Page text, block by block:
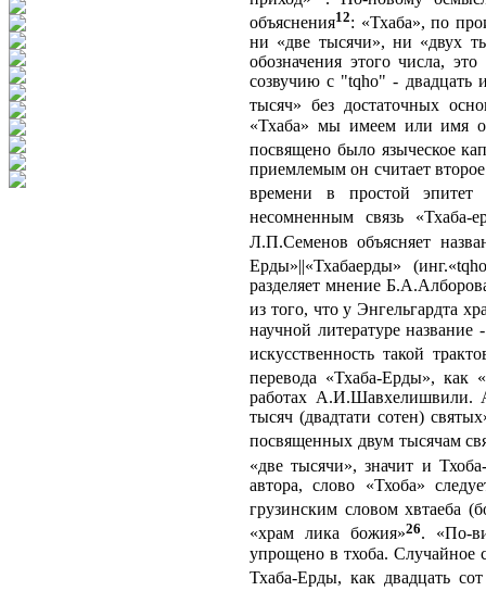
объяснения12: «Тхаба», по
ни «две тысячи», ни «двух
обозначения этого числа,
созвучию с "tqho" - двадцать
тысяч» без достаточных
«Тхаба» мы имеем или имя
посвящено было языческое
приемлемым он считает
времени в простой эпитет
несомненным связь
Л.П.Семенов объясняет
Ерды»||«Тхабаерды»
разделяет мнение
из того, что у Энгельгардта
научной литературе
искусственность такой
перевода «Тхаба-Ерды», как
работах А.И.Шавхелишвили.
тысяч (двадтати сотен)
посвященных двум тысячам
«две тысячи», значит и
автора, слово «Тхоба»
грузинским словом хвтаеба
«храм лика божия»26. «По-
упрощено в тхоба. Случайное
Тхаба-Ерды, как двадцать